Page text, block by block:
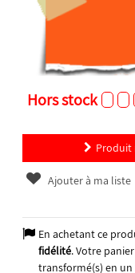
Hors stock
Produit
Ajouter à ma liste
En achetant ce
fidélité. Votre
transformé(s) en